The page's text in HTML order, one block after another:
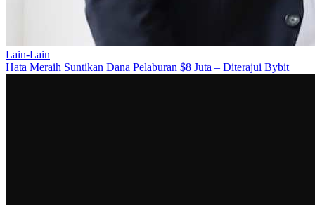
Lain-Lain
Hata Meraih Suntikan Dana Pelaburan $8 Juta – Diterajui Bybit